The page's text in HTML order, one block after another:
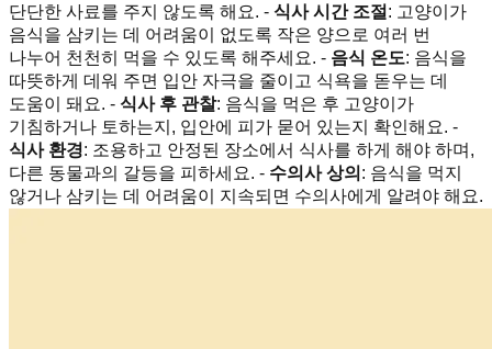
단단한 사료를 주지 않도록 해요. - 식사 시간 조절 : 고양이가
음식을 삼키는 데 어려움이 없도록 작은 양으로 여러 번
나누어 천천히 먹을 수 있도록 해주세요. - 음식 온도: 음식을
따뜻하게 데워 주면 입안 자극을 줄이고 식욕을 돋우는 데
도움이 돼요. - 식사 후 관찰: 음식을 먹은 후 고양이가
기침하거나 토하는지, 입안에 피가 묻어 있는지 확인해요. -
식사 환경: 조용하고 안정된 장소에서 식사를 하게 해야 하며,
다른 동물과의 갈등을 피하세요. - 수의사 상의 : 음식을 먹지
않거나 삼키는 데 어려움이 지속되면 수의사에게 알려야 해요.